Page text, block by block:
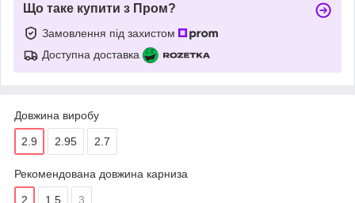
Що таке купити з Пром?
Замовлення під захистом
Доступна доставка
Довжина виробу
2.9 2.95 2.7
Рекомендована довжина карниза
2 1.5 3